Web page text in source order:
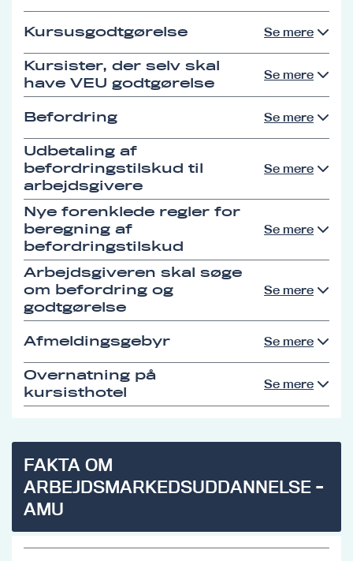
Kursusgodtgørelse Se mere
Kursister, der selv skal
have VEU godtgørelse
Se mere
Befordring Se mere
Udbetaling af
befordringstilskud til
arbejdsgivere
Se mere
Nye forenklede regler for
beregning af
befordringstilskud
Se mere
Arbejdsgiveren skal søge
om befordring og
godtgørelse
Se mere
Afmeldingsgebyr Se mere
Overnatning på
kursisthotel
Se mere
FAKTA OM
ARBEJDSMARKEDSUDDANNELSE -
AMU